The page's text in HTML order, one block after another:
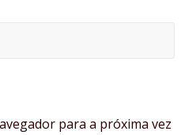
para a próxima vez